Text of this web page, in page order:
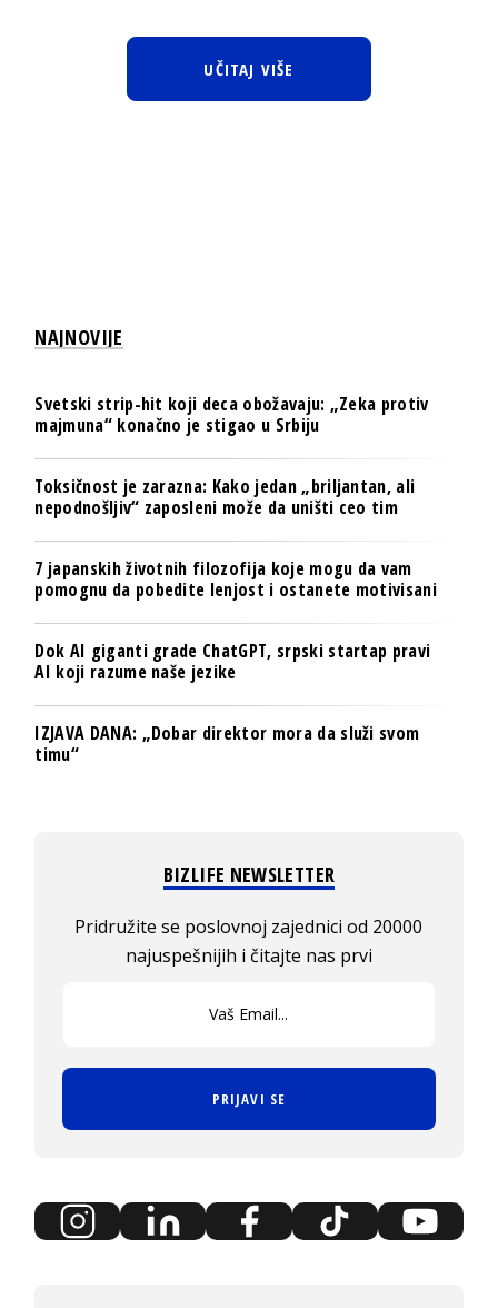
UČITAJ VIŠE
NAJNOVIJE
Svetski strip-hit koji deca obožavaju: „Zeka protiv
majmuna“ konačno je stigao u Srbiju
Toksičnost je zarazna: Kako jedan „briljantan, ali
nepodnošljiv“ zaposleni može da uništi ceo tim
7 japanskih životnih filozofija koje mogu da vam
pomognu da pobedite lenjost i ostanete motivisani
Dok AI giganti grade ChatGPT, srpski startap pravi
AI koji razume naše jezike
IZJAVA DANA: „Dobar direktor mora da služi svom
timu“
BIZLIFE NEWSLETTER
Pridružite se poslovnoj zajednici od 20000
najuspešnijih i čitajte nas prvi
PRIJAVI SE